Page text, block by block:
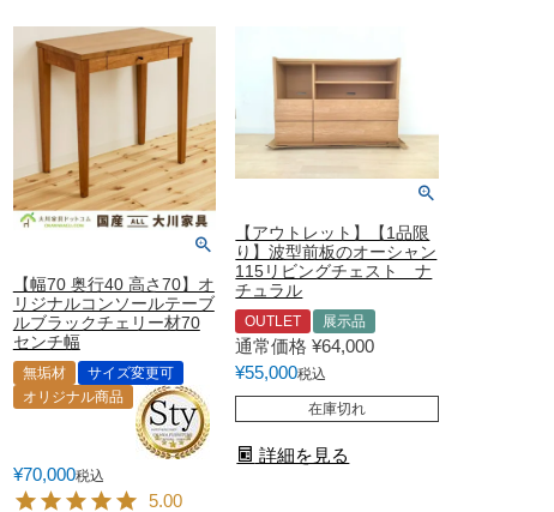
有料サービス
防災グッズ
インテリア雑貨
家具お手入れグッズ
【幅70 奥行40 高さ70】オ
リジナルコンソールテーブ
ルブラックチェリー材70
センチ幅
無垢材
サイズ変更可
オリジナル商品
¥70,000税込
5.00
【アウトレット】【1品限
り】波型前板のオーシャン
115リビングチェスト ナ
チュラル
OUTLET 展示品
通常価格 ¥64,000
¥55,000税込
在庫切れ
詳細を見る